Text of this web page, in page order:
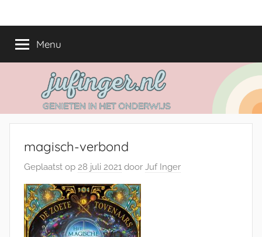
naarjufinger.nl
het
onderwijs
Menu
magisch-verbond
Geplaatst op 28 juli 2021 door Juf Inger